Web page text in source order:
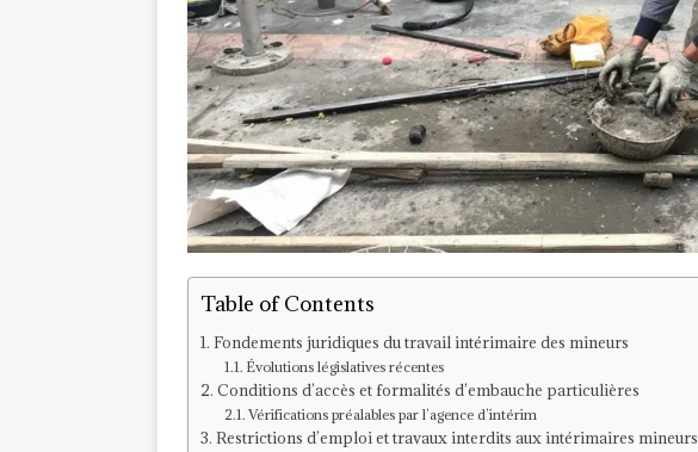
Table of Contents
Fondements juridiques du travail intérimaire des mineurs
Évolutions législatives récentes
Conditions d’accès et formalités d’embauche particulières
Vérifications préalables par l’agence d’intérim
Restrictions d’emploi et travaux interdits aux intérimaires mineurs